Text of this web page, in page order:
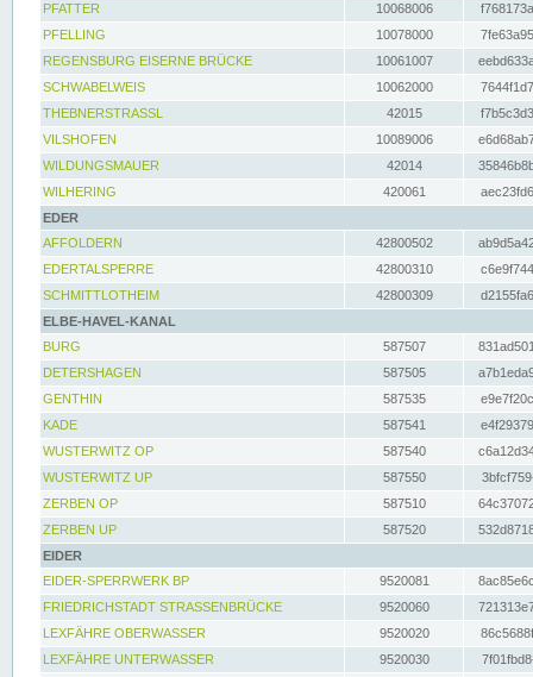
PFATTER
10068006
PFELLING
10078000
REGENSBURG EISERNE BRÜCKE
10061007
SCHWABELWEIS
10062000
THEBNERSTRASSL
42015
VILSHOFEN
10089006
WILDUNGSMAUER
42014
WILHERING
420061
EDER
AFFOLDERN
42800502
EDERTALSPERRE
42800310
SCHMITTLOTHEIM
42800309
ELBE-HAVEL-KANAL
BURG
587507
DETERSHAGEN
587505
GENTHIN
587535
KADE
587541
WUSTERWITZ OP
587540
WUSTERWITZ UP
587550
ZERBEN OP
587510
ZERBEN UP
587520
EIDER
EIDER-SPERRWERK BP
9520081
FRIEDRICHSTADT STRASSENBRÜCKE
9520060
LEXFÄHRE OBERWASSER
9520020
LEXFÄHRE UNTERWASSER
9520030